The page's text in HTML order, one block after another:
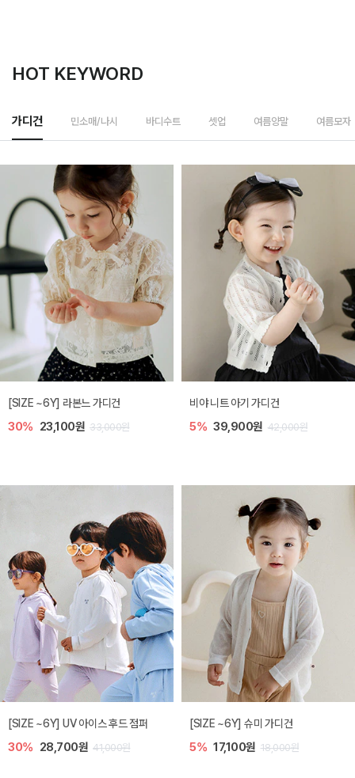
HOT KEYWORD
가디건 민소매/나시 바디수트 셋업 여름양말 여름모자
[SIZE ~6Y] 쥬히 민소매 티셔츠
10% 18,000원 20,000원
토닉 아기 민소매 티셔츠
20% 11,200원 14,000원
베티 니트 아기 민소매 티셔츠
10% 24,300원 27,000원
엘리오 아기 블라우스
20% 21,600원 27,000원